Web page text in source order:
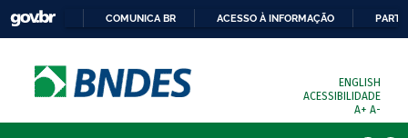
COMUNICA BR ACESSO À INFORMAÇÃO
ENGLISH
ACESSIBILIDADE
A+ A-